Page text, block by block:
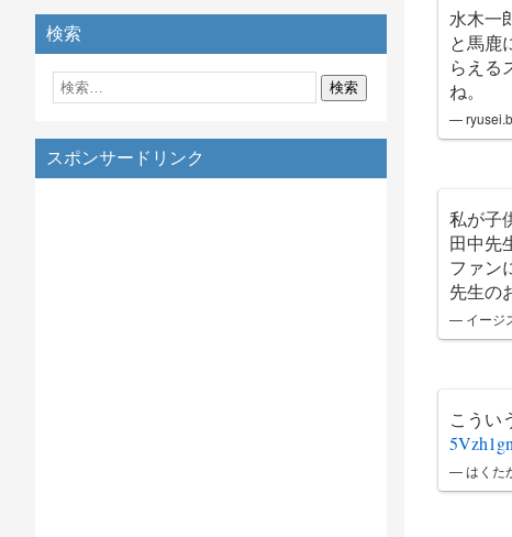
検索
スポンサードリンク
水木一
と馬鹿
らえる
ね。
—
私が子
田中先
ファン
先生の
— イージ
こうい
5Vzh1gn
— はくた